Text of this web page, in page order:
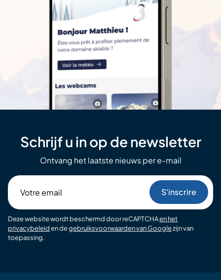
Schrijf u in op de newsletter
Ontvang het laatste nieuws per e-mail
email
Deze website wordt beschermd door reCAPTCHAen het
privacybeleiden degebruiksvoorwaarden van Googlezijn van
toepassing.